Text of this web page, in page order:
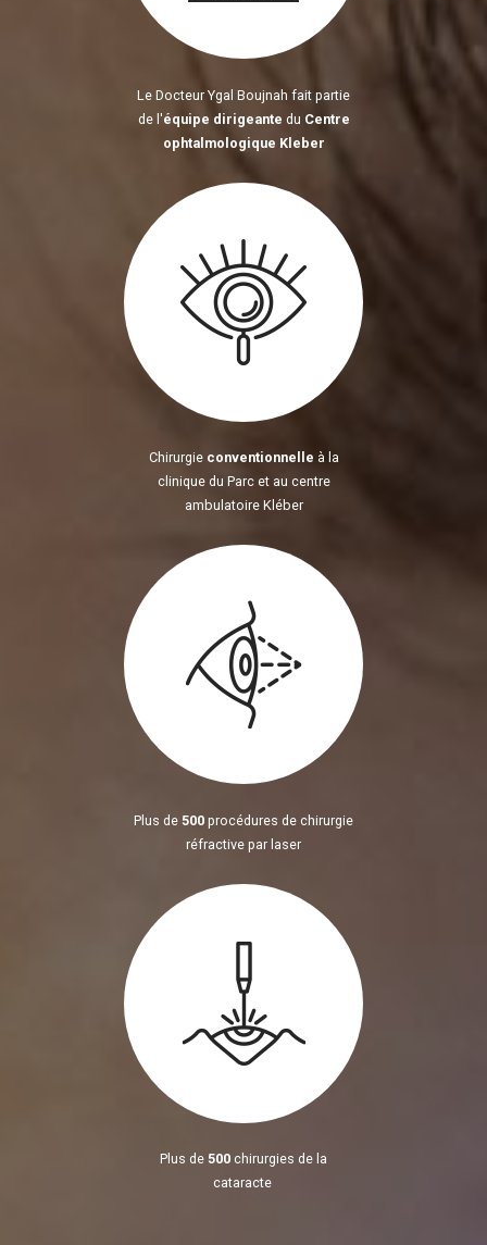
Le Docteur Ygal Boujnah fait partie
de l'équipe dirigeante du Centre
ophtalmologique Kleber
Chirurgie conventionnelle à la
clinique du Parc et au centre
ambulatoire Kléber
Plus de 500 procédures de chirurgie
réfractive par laser
Plus de 500 chirurgies de la
cataracte